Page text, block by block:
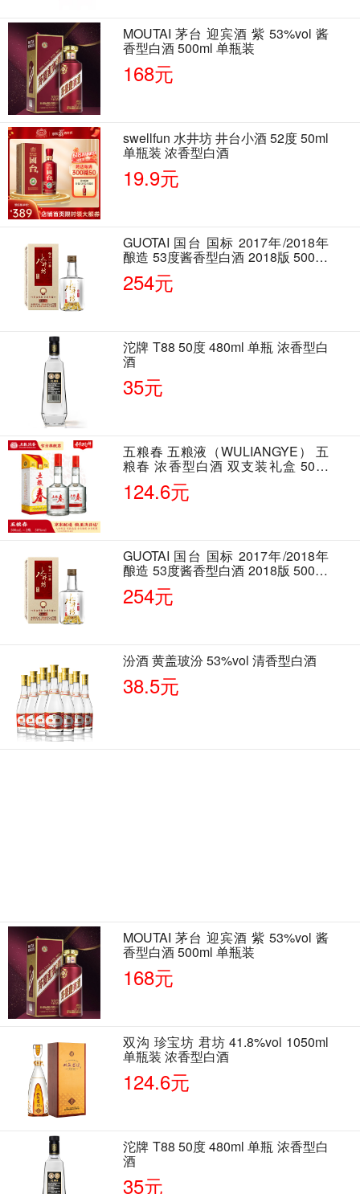
MOUTAI 茅台 迎宾酒 紫 53%vol 酱
香型白酒 500ml 单瓶装
168元
swellfun 水井坊 井台小酒 52度 50ml
单瓶装 浓香型白酒
19.9元
GUOTAI 国台 国标 2017年/2018年
酿造 53度酱香型白酒 2018版 500ml
单瓶装
254元
沱牌 T88 50度 480ml 单瓶 浓香型白
酒
35元
五粮春 五粮液（WULIANGYE） 五
粮春 浓香型白酒 双支装礼盒 50度
500ml*2瓶 含酒具
124.6元
GUOTAI 国台 国标 2017年/2018年
酿造 53度酱香型白酒 2018版 500ml
单瓶装
254元
汾酒 黄盖玻汾 53%vol 清香型白酒
38.5元
MOUTAI 茅台 迎宾酒 紫 53%vol 酱
香型白酒 500ml 单瓶装
168元
双沟 珍宝坊 君坊 41.8%vol 1050ml
单瓶装 浓香型白酒
124.6元
沱牌 T88 50度 480ml 单瓶 浓香型白
酒
35元